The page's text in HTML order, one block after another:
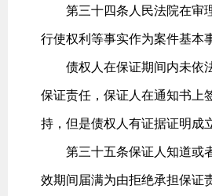
第三十四条人民法院在审理
行使权利等事实作为案件基本
债权人在保证期间内未依法
保证责任，保证人在通知书上
持，但是债权人有证据证明成
第三十五条保证人知道或者
效期间届满为由拒绝承担保证